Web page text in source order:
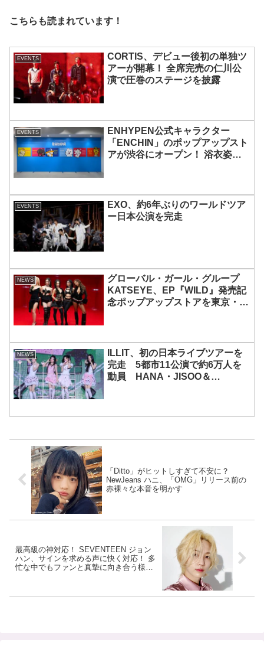
こちらも読まれています！
EVENTS
CORTIS、デビュー後初の単独ツ
アーが開幕！ 全席完売の仁川公
演で圧巻のステージを披露
EVENTS
ENHYPEN公式キャラクター
「ENCHIN」のポップアップスト
アが渋谷にオープン！ 浴衣姿の
EVENTS
EXO、約6年ぶりのワールドツア
ー日本公演を完走
NEWS
グローバル・ガール・グループ
KATSEYE、EP『WILD』発売記
念ポップアップストアを東京・原
NEWS
ILLIT、初の日本ライブツアーを
完走 5都市11公演で約6万人を
動員 HANA・JISOO＆
「Ditto」がヒットしすぎて不安に？
NewJeans ハニ、「OMG」リリース前の
赤裸々な本音を明かす
最高級の神対応！ SEVENTEEN ジョン
ハン、サインを求める声に快く対応！ 多
忙な中でもファンと真摯に向き合う様子